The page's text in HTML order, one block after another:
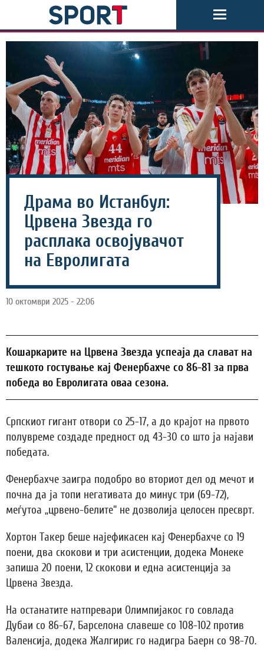
Драма во Истанбул:
Црвена Звезда го
расплака освојувачот
на Евролигата
10 октомври 2025 - 22:06
Кошаркарите на Црвена Звезда успеаја да слават на
тешкото гостување кај Фенербахче со 86-81 за прва
победа во Евролигата оваа сезона.
Српскиот гигант отвори со 25-17, а до крајот на првото
полувреме создаде предност од 43-30 со што ја најави
победата.
Фенербахче заигра подобро во вториот дел од мечот и
почна да ја топи негативата до минус три (69-72),
меѓутоа „црвено-белите“ не дозволија целосен пресврт.
Хортон Такер беше најефикасен кај Фенербахче со 19
поени, два скокови и три асистенции, додека Монеке
запиша 20 поени, 12 скокови и една асистенција за
Црвена Звезда.
На останатите натпревари Олимпијакос го совлада
Дубаи со 86-67, Барселона славеше со 108-102 против
Валенсија, додека Жалгирис го надигра Баерн со 98-70.